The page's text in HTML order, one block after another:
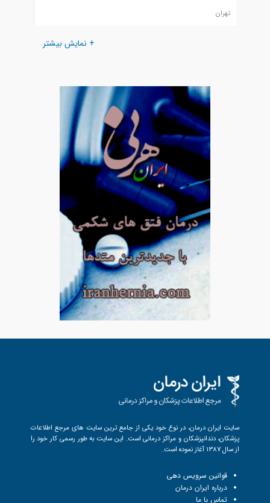
تهران
+ نمایش بیشتر
سایت ایران درمان، در نوع خود یکی از جامع ترین سایت های مرجع اطلاعات
پزشکان، دندانپزشکان و مراکز درمانی است. این سایت به طور رسمی کار خود را
از سال 1387 آغاز نموده است.
قوانین سرویس دهی
درباره ایران درمان
تماس با ما